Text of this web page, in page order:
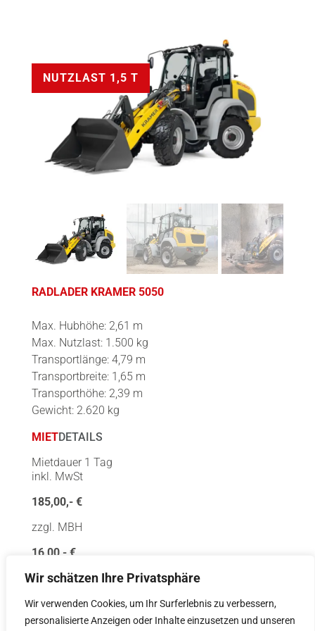
Wir schätzen Ihre Privatsphäre
Wir verwenden Cookies, um Ihr Surferlebnis zu verbessern,
personalisierte Anzeigen oder Inhalte einzusetzen und unseren
NUTZLAST 1,5 T
RADLADER KRAMER 5050
Max. Hubhöhe: 2,61 m
Max. Nutzlast: 1.500 kg
Transportlänge: 4,79 m
Transportbreite: 1,65 m
Transporthöhe: 2,39 m
Gewicht: 2.620 kg
MIETDETAILS
Mietdauer 1 Tag
inkl. MwSt
185,00,- €
zzgl. MBH
16,00,- €
Weitere Mietdauer Preise auf Anfrage
PRODUKTDETAILS